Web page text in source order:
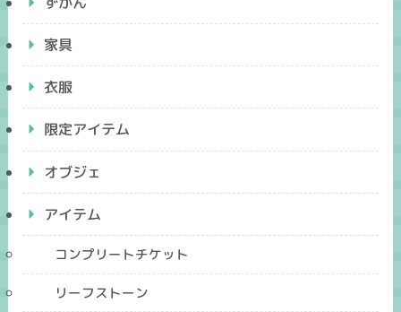
家具
衣服
限定アイテム
オブジェ
アイテム
コンプリートチケット
リーフストーン